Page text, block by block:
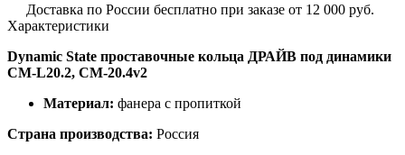
Доставка по России бесплатно при заказе от 12 000 руб.
Характеристики
Dynamic State проставочные кольца ДРАЙВ под динамики
CM-L20.2, CM-20.4v2
Материал: фанера с пропиткой
Страна производства: Россия